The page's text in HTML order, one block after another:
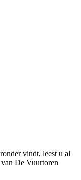
vindt, leest u al
De Vuurtoren